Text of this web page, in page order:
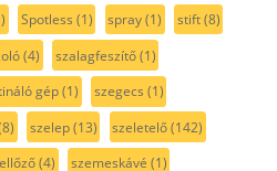
Spotless (1) spray(1) stift(8)
(4) szalagfeszítő(1)
gép(1) szegecs (1)
szelep(13) szeletelő(142)
(4) szemeskávé (1)